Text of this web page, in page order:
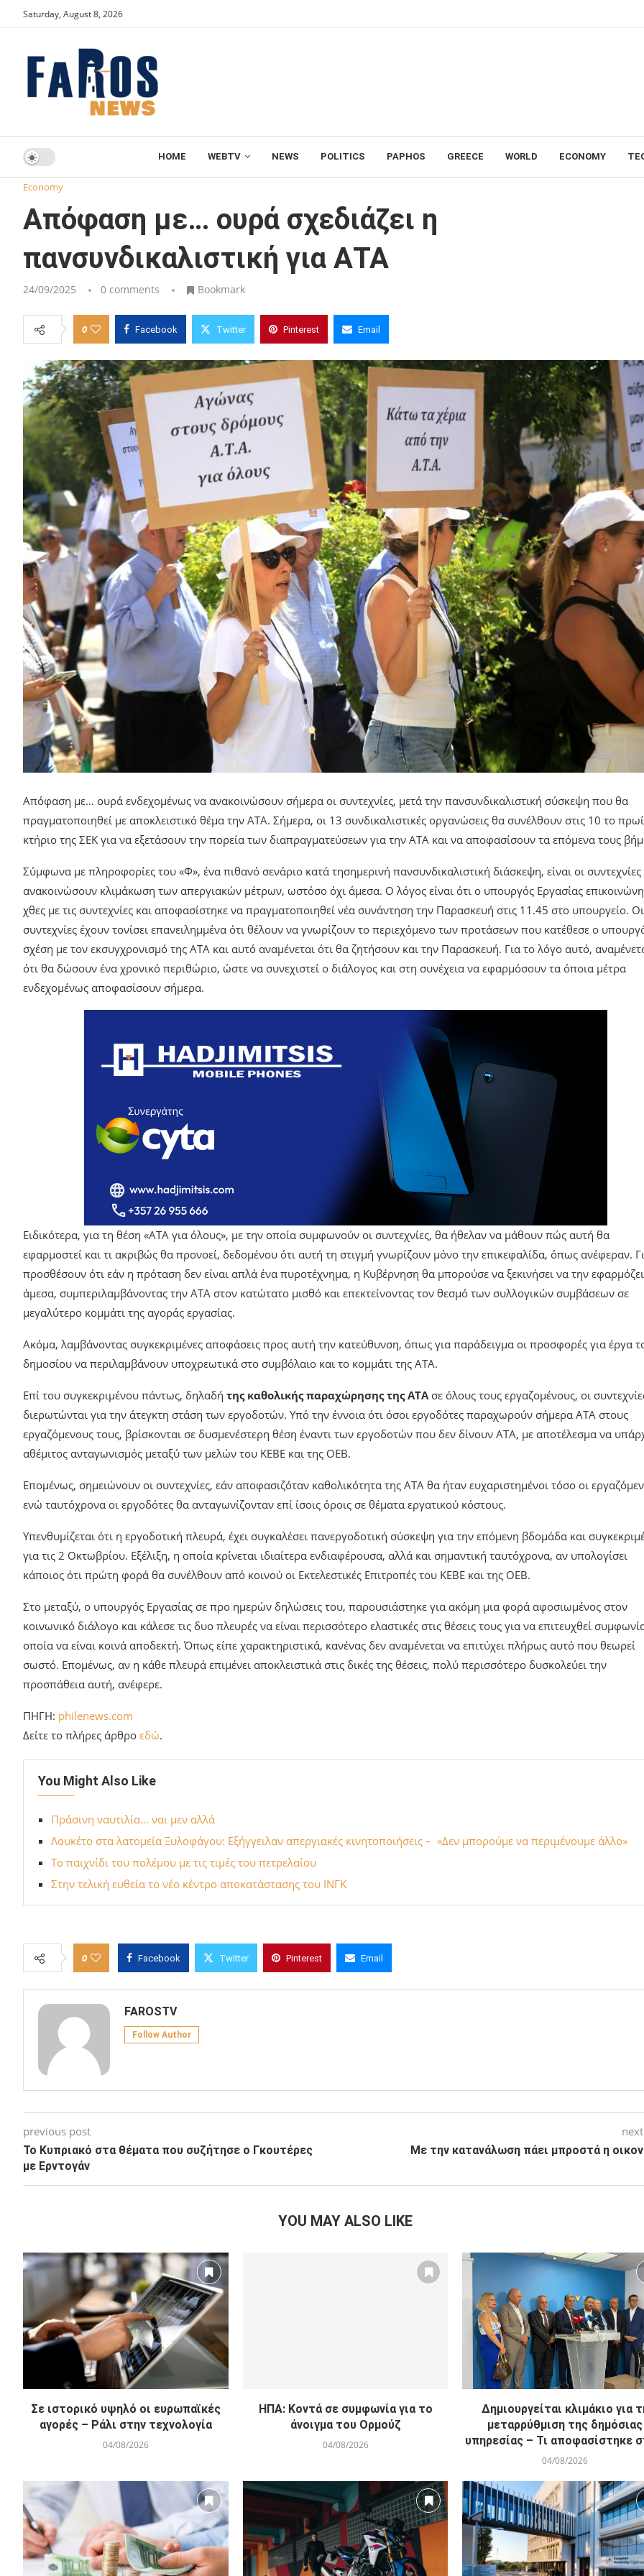
Saturday, August 8, 2026
HOME WEBTV NEWS POLITICS PAPHOS GREECE WORLD ECONOMY
Home Απόφαση με… ουρά σχεδιάζει η πανσυνδικαλιστική για ΑΤΑ
Economy
Απόφαση με… ουρά σχεδιάζει η
πανσυνδικαλιστική για ΑΤΑ
24/09/2025 0 comments Bookmark
0 Facebook Twitter Pinterest Email
Απόφαση με… ουρά ενδεχομένως να ανακοινώσουν σήμερα οι συντεχνίες, μετά την πανσυνδικαλιστική σύσκεψη που θα
πραγματοποιηθεί με αποκλειστικό θέμα την ΑΤΑ. Σήμερα, οι 13 συνδικαλιστικές οργανώσεις θα συνέλθουν στις 10 το
κτήριο της ΣΕΚ για να εξετάσουν την πορεία των διαπραγματεύσεων για την ΑΤΑ και να αποφασίσουν τα επόμενα τους
Σύμφωνα με πληροφορίες του «Φ», ένα πιθανό σενάριο κατά τησημερινή πανσυνδικαλιστική διάσκεψη, είναι οι
ανακοινώσουν κλιμάκωση των απεργιακών μέτρων, ωστόσο όχι άμεσα. Ο λόγος είναι ότι ο υπουργός Εργασίας
χθες με τις συντεχνίες και αποφασίστηκε να πραγματοποιηθεί νέα συνάντηση την Παρασκευή στις 11.45 στο υπουργείο. Οι
συντεχνίες έχουν τονίσει επανειλημμένα ότι θέλουν να γνωρίζουν το περιεχόμενο των προτάσεων που κατέθεσε ο
σχέση με τον εκσυγχρονισμό της ΑΤΑ και αυτό αναμένεται ότι θα ζητήσουν και την Παρασκευή. Για το λόγο αυτό,
ότι θα δώσουν ένα χρονικό περιθώριο, ώστε να συνεχιστεί ο διάλογος και στη συνέχεια να εφαρμόσουν τα όποια μέτρα
ενδεχομένως αποφασίσουν σήμερα.
Ειδικότερα, για τη θέση «ΑΤΑ για όλους», με την οποία συμφωνούν οι συντεχνίες, θα ήθελαν να μάθουν πώς αυτή θα
εφαρμοστεί και τι ακριβώς θα προνοεί, δεδομένου ότι αυτή τη στιγμή γνωρίζουν μόνο την επικεφαλίδα, όπως ανέφεραν.
προσθέσουν ότι εάν η πρόταση δεν είναι απλά ένα πυροτέχνημα, η Κυβέρνηση θα μπορούσε να ξεκινήσει να την εφαρμόζει
άμεσα, συμπεριλαμβάνοντας την ΑΤΑ στον κατώτατο μισθό και επεκτείνοντας τον θεσμό των συλλογικών συμβάσεων σε
μεγαλύτερο κομμάτι της αγοράς εργασίας.
Ακόμα, λαμβάνοντας συγκεκριμένες αποφάσεις προς αυτή την κατεύθυνση, όπως για παράδειγμα οι προσφορές για έργα
δημοσίου να περιλαμβάνουν υποχρεωτικά στο συμβόλαιο και το κομμάτι της ΑΤΑ.
Επί του συγκεκριμένου πάντως, δηλαδή της καθολικής παραχώρησης της ΑΤΑ σε όλους τους εργαζομένους, οι
διερωτώνται για την άτεγκτη στάση των εργοδοτών. Υπό την έννοια ότι όσοι εργοδότες παραχωρούν σήμερα ΑΤΑ στους
εργαζόμενους τους, βρίσκονται σε δυσμενέστερη θέση έναντι των εργοδοτών που δεν δίνουν ΑΤΑ, με αποτέλεσμα να
αθέμιτος ανταγωνισμός μεταξύ των μελών του ΚΕΒΕ και της ΟΕΒ.
Επομένως, σημειώνουν οι συντεχνίες, εάν αποφασιζόταν καθολικότητα της ΑΤΑ θα ήταν ευχαριστημένοι τόσο οι
ενώ ταυτόχρονα οι εργοδότες θα ανταγωνίζονταν επί ίσοις όροις σε θέματα εργατικού κόστους.
Υπενθυμίζεται ότι η εργοδοτική πλευρά, έχει συγκαλέσει πανεργοδοτική σύσκεψη για την επόμενη βδομάδα και
για τις 2 Οκτωβρίου. Εξέλιξη, η οποία κρίνεται ιδιαίτερα ενδιαφέρουσα, αλλά και σημαντική ταυτόχρονα, αν υπολογίσει
κάποιος ότι πρώτη φορά θα συνέλθουν από κοινού οι Εκτελεστικές Επιτροπές του ΚΕΒΕ και της ΟΕΒ.
Στο μεταξύ, ο υπουργός Εργασίας σε προ ημερών δηλώσεις του, παρουσιάστηκε για ακόμη μια φορά αφοσιωμένος στον
κοινωνικό διάλογο και κάλεσε τις δυο πλευρές να είναι περισσότερο ελαστικές στις θέσεις τους για να επιτευχθεί
οποία να είναι κοινά αποδεκτή. Όπως είπε χαρακτηριστικά, κανένας δεν αναμένεται να επιτύχει πλήρως αυτό που θεωρεί
σωστό. Επομένως, αν η κάθε πλευρά επιμένει αποκλειστικά στις δικές της θέσεις, πολύ περισσότερο δυσκολεύει την
προσπάθεια αυτή, ανέφερε.
ΠΗΓΗ: philenews.com
Δείτε το πλήρες άρθρο εδώ.
You Might Also Like
Πράσινη ναυτιλία… ναι μεν αλλά
Λουκέτο στα λατομεία Ξυλοφάγου: Εξήγγειλαν απεργιακές κινητοποιήσεις – «Δεν μπορούμε να περιμένουμε άλλο»
Το παιχνίδι του πολέμου με τις τιμές του πετρελαίου
Στην τελική ευθεία το νέο κέντρο αποκατάστασης του ΙΝΓΚ
0 Facebook Twitter Pinterest Email
FAROSTV
Follow Author
previous post
Το Κυπριακό στα θέματα που συζήτησε ο Γκουτέρες
με Ερντογάν
Με την κατανάλωση πάει μπροστά η
YOU MAY ALSO LIKE
Σε ιστορικό υψηλό οι ευρωπαϊκές
αγορές – Ράλι στην τεχνολογία
04/08/2026
ΗΠΑ: Κοντά σε συμφωνία για το
άνοιγμα του Ορμούζ
04/08/2026
Δημιουργείται κλιμάκιο για
μεταρρύθμιση της δημόσιας
υπηρεσίας – Τι αποφασίστηκε
04/08/2026